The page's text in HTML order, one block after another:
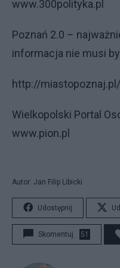
www.300polityka.pl
Poznań 2.0 –
informacja nie musi
http://miastopoznaj.pl/
Wielkopolski Portal
www.pion.pl
Autor: Jan Filip Libicki
Udostępnij
Skomentuj 51